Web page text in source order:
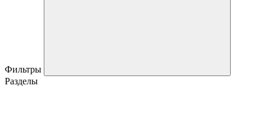
Фильтры
Разделы